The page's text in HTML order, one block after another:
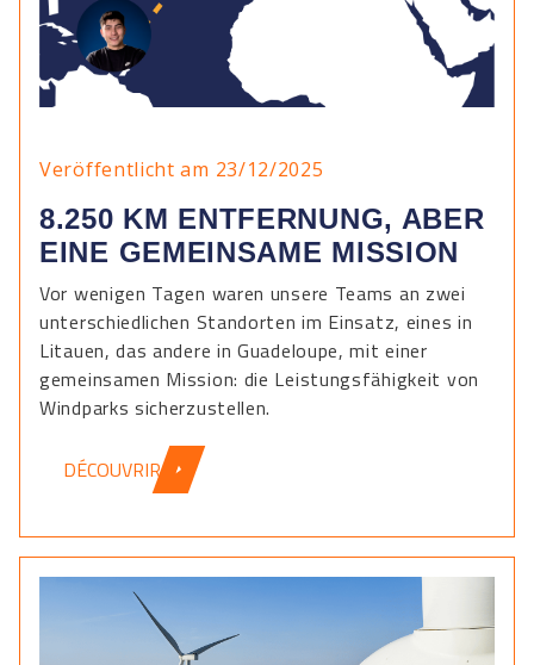
Veröffentlicht am 23/12/2025
8.250 KM ENTFERNUNG, ABER
EINE GEMEINSAME MISSION
Vor wenigen Tagen waren unsere Teams an zwei
unterschiedlichen Standorten im Einsatz, eines in
Litauen, das andere in Guadeloupe, mit einer
gemeinsamen Mission: die Leistungsfähigkeit von
Windparks sicherzustellen.
DÉCOUVRIR